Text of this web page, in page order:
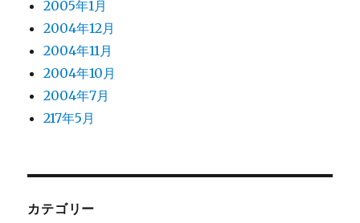
2005年1月
2004年12月
2004年11月
2004年10月
2004年7月
217年5月
カテゴリー